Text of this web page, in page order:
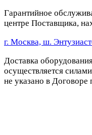
Гарантийное
центре Поставщика,
г. Москва, ш.
Доставка
осуществляется
не указано в Договоре